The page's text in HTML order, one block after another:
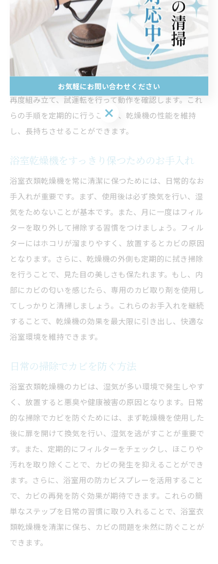
保しましょう。次に、フィルターを取り外し、溜まった
ホコリを掃除機で吸い取ります。フィルター自体は水洗
いし、しっかり乾かしてください。乾燥機内部のカビや
汚れには、市販のクリーニングスプレーを使用します。
スプレーを使う際は、直接吹きかけるのではなく、布に
含ませてから拭き取ると効果的です。最後に、乾燥機を
再度組み立て、試運転を行って動作を確認します。これ
らの手順を定期的に行うことで、乾燥機の性能を維持
し、長持ちさせることができます。
浴室乾燥機をすっきり保つためのお手入れ
浴室衣類乾燥機を常に清潔に保つためには、日常的なお
手入れが重要です。まず、使用後は必ず換気を行い、湿
気をためないことが基本です。また、月に一度はフィル
ターを取り外して掃除する習慣をつけましょう。フィル
ターにはホコリが溜まりやすく、放置するとカビの原因
となります。さらに、乾燥機の外側も定期的に拭き掃除
を行うことで、見た目の美しさも保たれます。もし、内
部にカビの匂いを感じたら、専用のカビ取り剤を使用し
てしっかりと清掃しましょう。これらのお手入れを継続
することで、乾燥機の効果を最大限に引き出し、快適な
浴室環境を維持できます。
日常の掃除でカビを防ぐ方法
浴室衣類乾燥機のカビは、湿気が多い環境で発生しやす
く、放置すると悪臭や健康被害の原因となります。日常
的な掃除でカビを防ぐためには、まず乾燥機を使用した
後に扉を開けて換気を行い、湿気を逃がすことが重要で
す。また、定期的にフィルターをチェックし、ほこりや
汚れを取り除くことで、カビの発生を抑えることができ
ます。さらに、浴室用の防カビスプレーを活用すること
で、カビの再発を防ぐ効果が期待できます。これらの簡
単なステップを日常の習慣に取り入れることで、浴室衣
類乾燥機を清潔に保ち、カビの問題を未然に防ぐことが
できます。
お気軽にお問い合わせください
お気軽にお問い合わせください